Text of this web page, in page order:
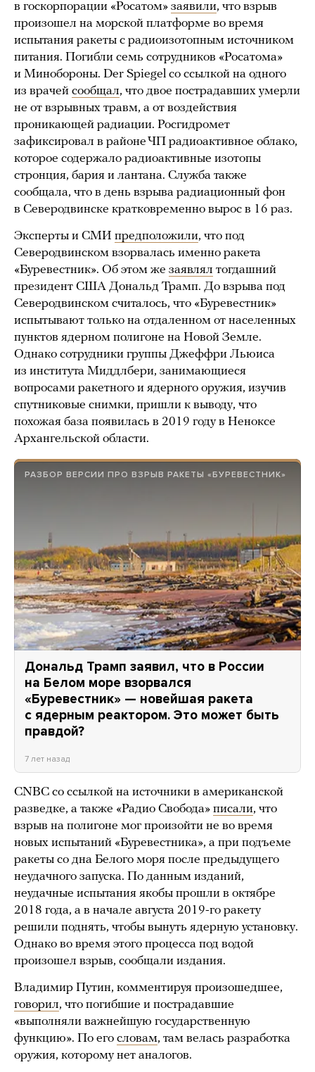
в госкорпорации «Росатом» заявили, что взрыв
произошел на морской платформе во время
испытания ракеты с радиоизотопным источником
питания. Погибли семь сотрудников «Росатома»
и Минобороны. Der Spiegel со ссылкой на одного
из врачей сообщал, что двое пострадавших умерли
не от взрывных травм, а от воздействия
проникающей радиации. Росгидромет
зафиксировал в районе ЧП радиоактивное облако,
которое содержало радиоактивные изотопы
стронция, бария и лантана. Служба также
сообщала, что в день взрыва радиационный фон
в Северодвинске кратковременно вырос в 16 раз.
Эксперты и СМИ предположили, что под
Северодвинском взорвалась именно ракета
«Буревестник». Об этом же заявлял тогдашний
президент США Дональд Трамп. До взрыва под
Северодвинском считалось, что «Буревестник»
испытывают только на отдаленном от населенных
пунктов ядерном полигоне на Новой Земле.
Однако сотрудники группы Джеффри Льюиса
из института Миддлбери, занимающиеся
вопросами ракетного и ядерного оружия, изучив
спутниковые снимки, пришли к выводу, что
похожая база появилась в 2019 году в Неноксе
Архангельской области.
РАЗБОР ВЕРСИИ ПРО ВЗРЫВ РАКЕТЫ «БУРЕВЕСТНИК»
Дональд Трамп заявил, что в России
на Белом море взорвался
«Буревестник» — новейшая ракета
с ядерным реактором. Это может быть
правдой?
7 лет назад
CNBC со ссылкой на источники в американской
разведке, а также «Радио Свобода» писали, что
взрыв на полигоне мог произойти не во время
новых испытаний «Буревестника», а при подъеме
ракеты со дна Белого моря после предыдущего
неудачного запуска. По данным изданий,
неудачные испытания якобы прошли в октябре
2018 года, а в начале августа 2019-го ракету
решили поднять, чтобы вынуть ядерную установку.
Однако во время этого процесса под водой
произошел взрыв, сообщали издания.
Владимир Путин, комментируя произошедшее,
говорил, что погибшие и пострадавшие
«выполняли важнейшую государственную
функцию». По его словам, там велась разработка
оружия, которому нет аналогов.